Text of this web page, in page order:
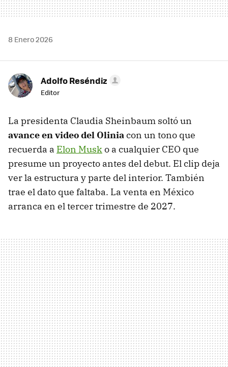
8 Enero 2026
Adolfo Reséndiz
Editor
La presidenta Claudia Sheinbaum soltó un
avance en video del Oliniacon un tono que
recuerda a Elon Musko a cualquier CEO que
presume un proyecto antes del debut. El clip deja
ver la estructura y parte del interior. También
trae el dato que faltaba. La venta en México
arranca en el tercer trimestre de 2027.